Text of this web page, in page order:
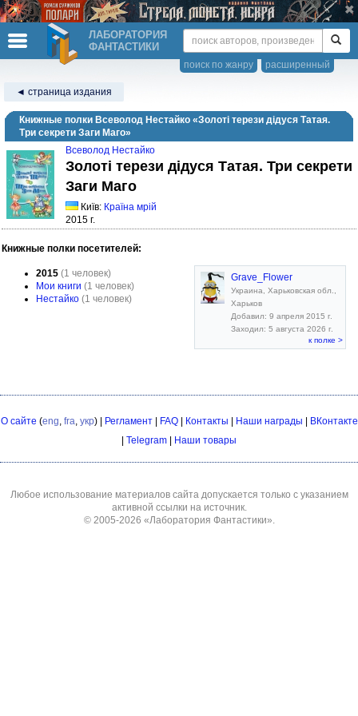
ЛАБОРАТОРИЯ
ФАНТАСТИКИ
расширенный
поиск по жанру
◄ страница издания
Книжные полки Всеволод Нестайко «Золоті терези дідуся Татая.
Три секрети Заги Маго»
Всеволод Нестайко
Золоті терези дідуся Татая. Три секрети
Заги Маго
Київ: Країна мрій
2015 г.
Книжные полки посетителей:
2015 (1 человек)
Мои книги (1 человек)
Нестайко (1 человек)
Grave_Flower
Украина, Харьковская обл.,
Харьков
Добавил: 9 апреля 2015 г.
Заходил: 5 августа 2026 г.
к полке >
О сайте (eng, fra, укр) | Регламент| FAQ| Контакты Наши награды
ВКонтакте
Telegram Наши товары
Любое использование материалов сайта допускается только с указанием
активной ссылки на источник.
© 2005-2026 «Лаборатория Фантастики».